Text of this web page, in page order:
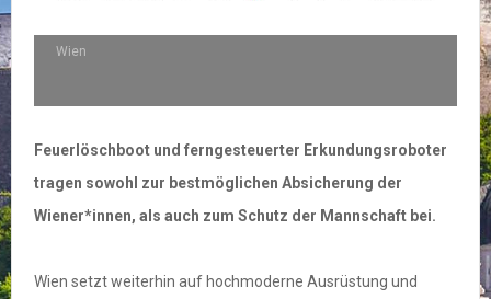
Wien
Feuerlöschboot und ferngesteuerter Erkundungsroboter
tragen sowohl zur bestmöglichen Absicherung der
Wiener*innen, als auch zum Schutz der Mannschaft bei.
Wien setzt weiterhin auf hochmoderne Ausrüstung und